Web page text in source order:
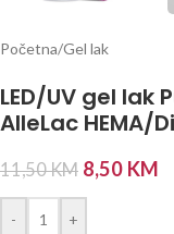
Početna/Gel lak
LED/UV gel lak
AlleLac HEMA/
11,50KM 8,50 KM
- +